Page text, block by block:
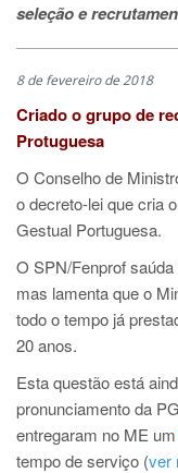
seleção e
8 de fevereiro de 2018
Criado o grupo de
Protuguesa
O Conselho de
o decreto-lei que cria
Gestual Portuguesa.
O SPN/Fenprof
mas lamenta que o
todo o tempo já
20 anos.
Esta questão está
pronunciamento da
entregaram no ME um
tempo de serviço (ver